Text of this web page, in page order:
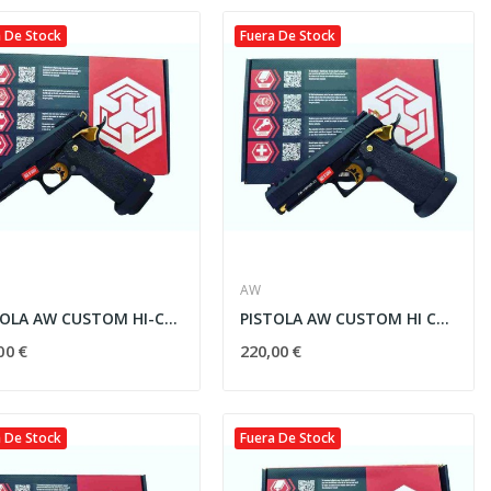
Vista rápida
FUSIL SPECNA ARMS PRIME...
16m55s
-10%
De Stock
PISTOLA AW CUSTOM HI-CAPA 51 HX2701 FULL METAL
€
Fuera De Stock
AW
PISTOLA AW CUSTOM HI CAPA 43 HX2711 FULL METAL
220,00 €
De Stock Fuera De Stock